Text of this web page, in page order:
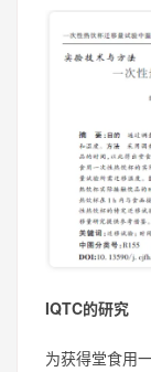
IQTC的研究
为获得堂食用